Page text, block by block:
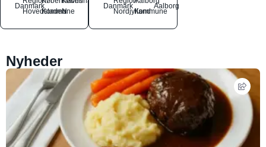
Danmark
Hovedstaden
Kommune
N
Danmark
NordjyllandKommune
Aalborg
Nyheder